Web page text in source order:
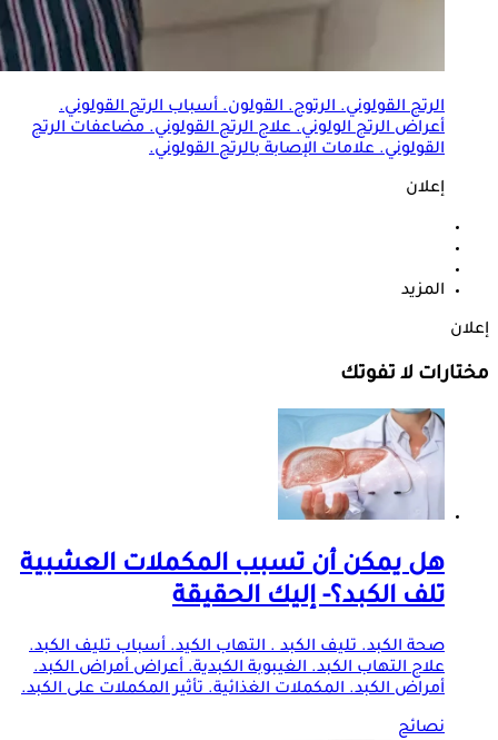
الرتج القولوني. الرتوج. القولون. أسبابالرتج القولوني.
أعراض الرتج الولوني. علاجالرتج القولوني. مضاعفاتالرتج
القولوني. علامات الإصابة بالرتج القولوني.
إعلان
المزيد
إعلان
مختارات لا تفوتك
هل يمكن أن تسبب المكملات العشبية
تلف الكبد؟- إليك الحقيقة
صحة الكبد. تليف الكبد . التهاب الكيد. أسباب تليف الكبد.
علاج التهاب الكبد. الغيبوبة الكبدية. أعراض أمراض الكبد.
أمراض الكبد. المكملات الغذائية. تأثير المكملات على الكبد.
نصائح